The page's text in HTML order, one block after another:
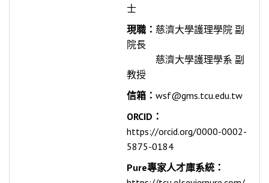
士
現職： 慈濟大學護理學院 副
院長
慈濟大學護理學系 副
教授
信箱： wsf@gms.tcu.edu.tw
ORCID：
https://orcid.org/0000-0002-
5875-0184
Pure專家人才庫系統：